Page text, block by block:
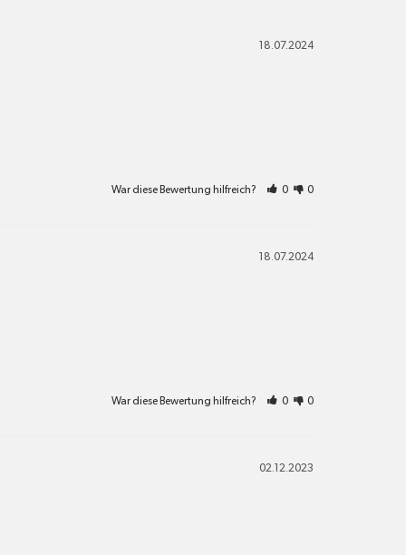
18.07.2024
War diese Bewertung hilfreich? 0 0
18.07.2024
War diese Bewertung hilfreich? 0 0
02.12.2023